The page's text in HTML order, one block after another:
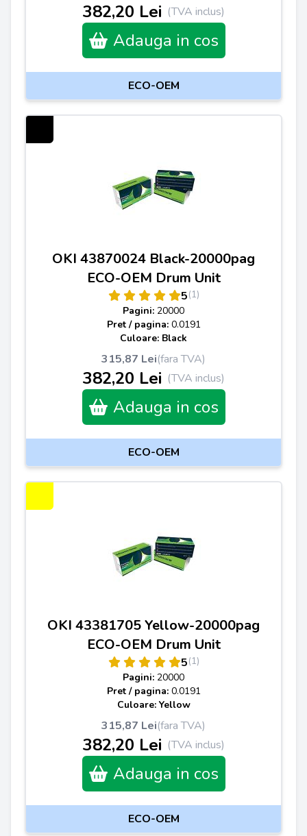
382,20 Lei (TVA inclus)
Adauga in cos
ECO-OEM
OKI 43870024 Black-20000pag
ECO-OEM Drum Unit
5(1)
Pagini: 20000
Pret / pagina: 0.0191
Culoare: Black
315,87 Lei(fara TVA)
382,20 Lei (TVA inclus)
Adauga in cos
ECO-OEM
OKI 43381705 Yellow-20000pag
ECO-OEM Drum Unit
5(1)
Pagini: 20000
Pret / pagina: 0.0191
Culoare: Yellow
315,87 Lei(fara TVA)
382,20 Lei (TVA inclus)
Adauga in cos
ECO-OEM